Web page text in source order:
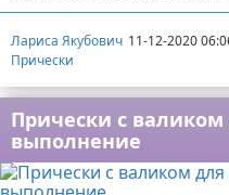
Лариса Якубович 11-12-2020
Прически
Прически с
выполнение